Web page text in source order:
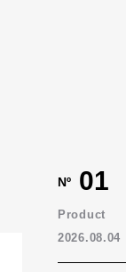
Nº 01
Product
2026.08.04